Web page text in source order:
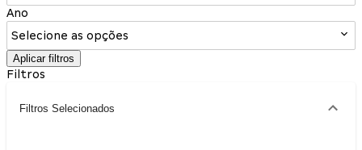
Ano
Selecione as opções
Aplicar filtros
Filtros
Filtros Selecionados